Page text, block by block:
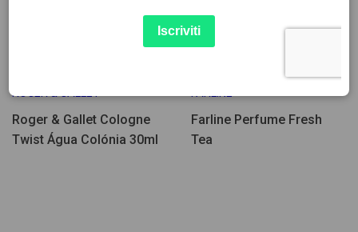
ROGER & GALLET
Roger & Gallet Cologne
Twist Água Colónia 30ml
Farline Perfume Fresh
Tea